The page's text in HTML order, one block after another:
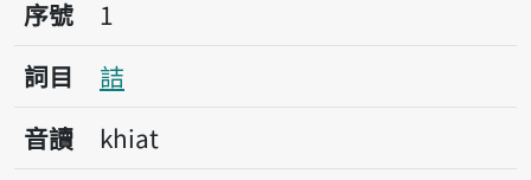
序號
1
詞目
詰
音讀
khiat